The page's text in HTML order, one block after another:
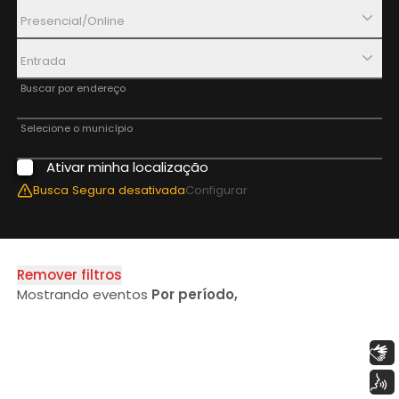
Presencial/Online
Entrada
Buscar por endereço
Selecione o município
Aplicar Filtros
Ativar minha localização
Busca Segura desativadaConfigurar
Remover filtros
Mostrando eventos Por período,